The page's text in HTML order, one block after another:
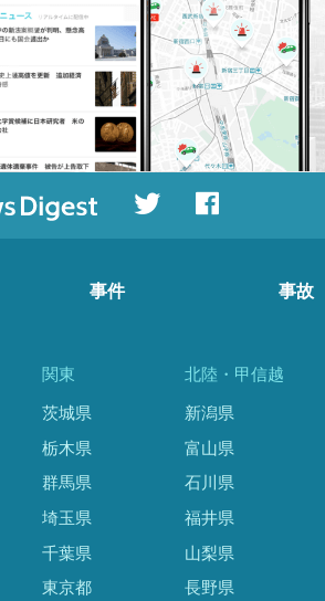
事件 事故
関東
茨城県
栃木県
群馬県
埼玉県
千葉県
東京都
北陸・甲信越
新潟県
富山県
石川県
福井県
山梨県
長野県